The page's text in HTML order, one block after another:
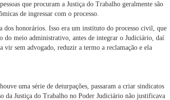
que procuram a Justiça do Trabalho geralmente são
de ingressar com o processo.
dos honorários. Isso era um instituto do processo civil, que
do meio administrativo, antes de integrar o Judiciário, daí
vir sem advogado, reduzir a termo a reclamação e ela
uma série de deturpações, passaram a criar sindicatos
da Justiça do Trabalho no Poder Judiciário não justificava